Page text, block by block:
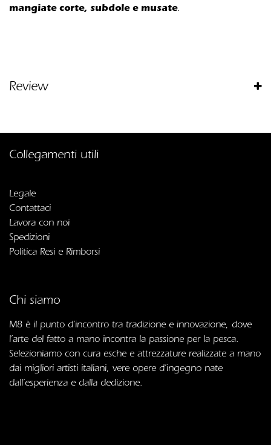
mangiate corte, subdole e musate.
Review
Collegamenti utili
Legale
Contattaci
Lavora con noi
Spedizioni
Politica Resi e Rimborsi
Chi siamo
M8 è il punto d’incontro tra tradizione e innovazione, dove
l’arte del fatto a mano incontra la passione per la pesca.
Selezioniamo con cura esche e attrezzature realizzate a mano
dai migliori artisti italiani, vere opere d’ingegno nate
dall’esperienza e dalla dedizione.